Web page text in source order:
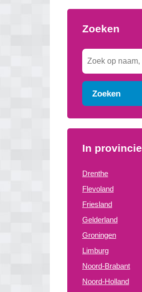
Zoeken
Zoeken
In provincie
Drenthe
Flevoland
Friesland
Gelderland
Groningen
Limburg
Noord-Brabant
Noord-Holland